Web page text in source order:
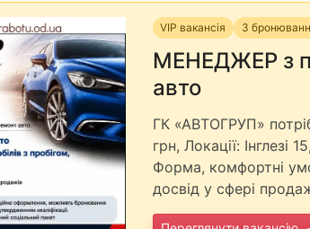
VIP вакансія З
МЕНЕДЖЕР з
авто
ГК «АВТОГРУП»
грн, Локації: Інглезі
Форма, комфортні
досвід у сфері